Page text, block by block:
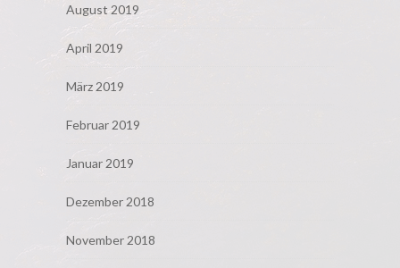
August 2019
April 2019
März 2019
Februar 2019
Januar 2019
Dezember 2018
November 2018